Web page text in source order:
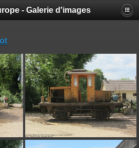
- Galerie d'images